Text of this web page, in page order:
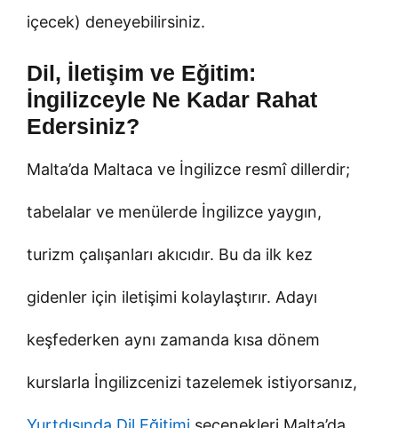
içecek) deneyebilirsiniz.
Dil, İletişim ve Eğitim:
İngilizceyle Ne Kadar Rahat
Edersiniz?
Malta’da Maltaca ve İngilizce resmî dillerdir;
tabelalar ve menülerde İngilizce yaygın,
turizm çalışanları akıcıdır. Bu da ilk kez
gidenler için iletişimi kolaylaştırır. Adayı
keşfederken aynı zamanda kısa dönem
kurslarla İngilizcenizi tazelemek istiyorsanız,